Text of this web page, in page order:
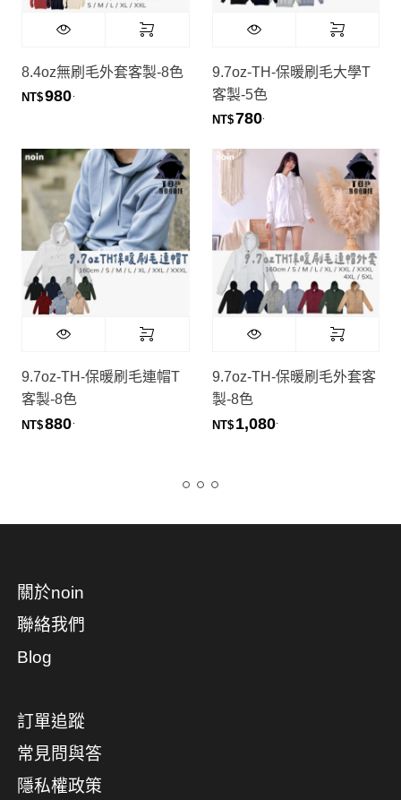
8.4oz無刷毛外套客製-8色
NT$980
9.7oz-TH-保暖刷毛大學T
客製-5色
NT$780
9.7oz-TH-保暖刷毛連帽T
客製-8色
NT$880
9.7oz-TH-保暖刷毛外套客
製-8色
NT$ 1,080
關於noin
聯絡我們
Blog
訂單追蹤
常見問與答
隱私權政策